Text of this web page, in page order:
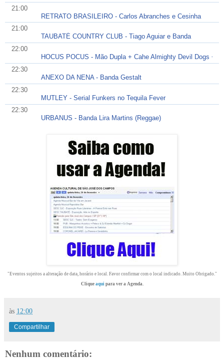
21:00
RETRATO BRASILEIRO - Carlos Abranches e Cesinha
21:00
TAUBATÉ COUNTRY CLUB - Tiago Aguiar e Banda
22:00
HOCUS POCUS - Mão Dupla + Cahe Almighty Devil Dogs +
22:30
ANEXO DA NENA - Banda Gestalt
22:30
MUTLEY - Serial Funkers no Tequila Fever
22:30
URBANUS - Banda Lira Martins (Reggae)
"Eventos sujeitos a alteração de data, horário e local. Favor confirmar com o local indicado. Muito Obrigado."
Clique aquipara ver a Agenda.
às 12:00
Compartilhar
Nenhum comentário: